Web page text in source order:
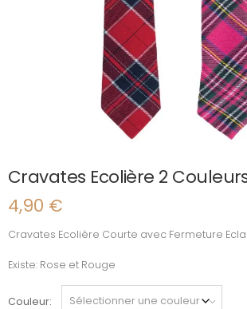
Cravates Ecolière 2
4,90 €
Cravates Ecolière Courte avec Fermeture
Existe: Rose et Rouge
Couleur